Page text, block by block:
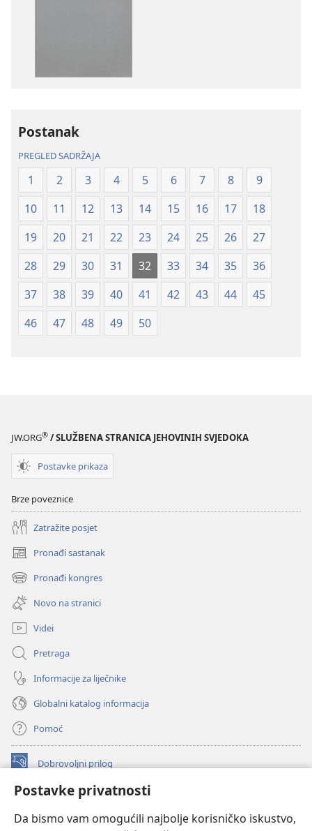
Postavke privatnosti
Da bismo vam omogućili najbolje korisničko iskustvo,
Postanak
PREGLED SADRŽAJA
1 2 3 4 5 6 7 8
9
10
11 12 13 14 15 16 17
18
19
20 21 22 23 24 25 26
27
28
29 30 31 32 33 34 35
36
37
38 39 40 41 42 43 44
45
46
47 48 49 50
JW.ORG® / SLUŽBENA STRANICA JEHOVINIH SVJEDOKA
Postavke prikaza
Brze poveznice
Zatražite posjet
Pronađi sastanak
(otvara
se
novi
prozor)
Pronađi kongres
(otvara
se
novi
prozor)
Novo na stranici
Videi
Pretraga
Informacije za liječnike
Globalni katalog informacija
Pomoć
Dobrovoljni prilog
(otvara
novi
INTERNETSKA BIBLIOTEKA Watchtower
se